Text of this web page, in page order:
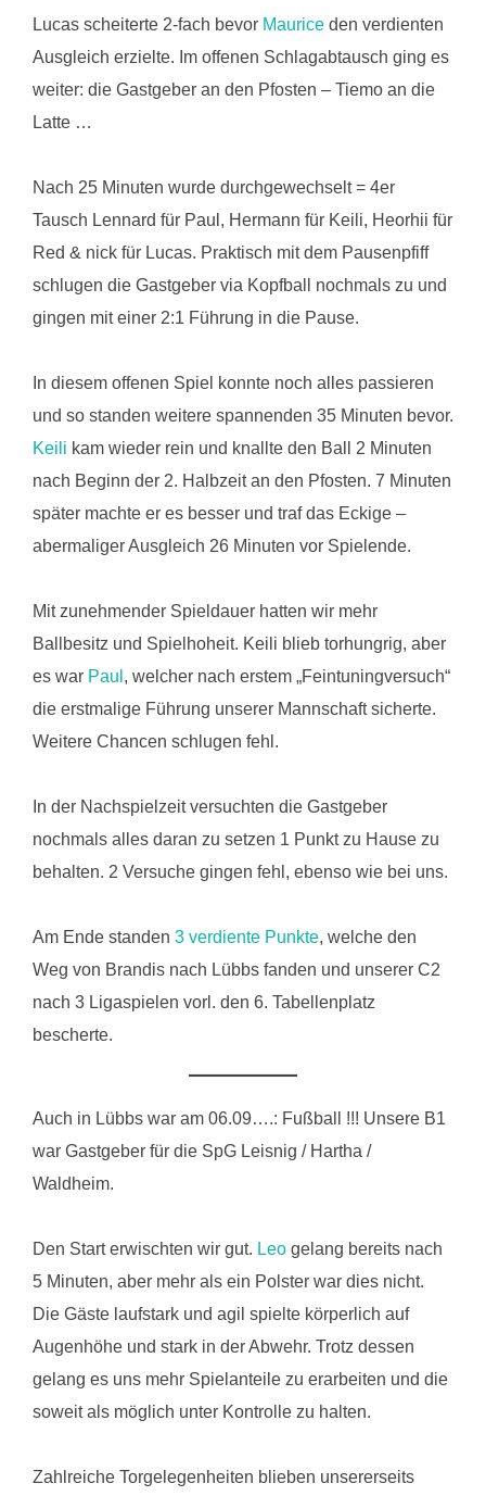
Lucas scheiterte 2-fach bevor Maurice den verdienten
Ausgleich erzielte. Im offenen Schlagabtausch ging es
weiter: die Gastgeber an den Pfosten – Tiemo an die
Latte …
Nach 25 Minuten wurde durchgewechselt = 4er
Tausch Lennard für Paul, Hermann für Keili, Heorhii für
Red & nick für Lucas. Praktisch mit dem Pausenpfiff
schlugen die Gastgeber via Kopfball nochmals zu und
gingen mit einer 2:1 Führung in die Pause.
In diesem offenen Spiel konnte noch alles passieren
und so standen weitere spannenden 35 Minuten bevor.
Keili kam wieder rein und knallte den Ball 2 Minuten
nach Beginn der 2. Halbzeit an den Pfosten. 7 Minuten
später machte er es besser und traf das Eckige –
abermaliger Ausgleich 26 Minuten vor Spielende.
Mit zunehmender Spieldauer hatten wir mehr
Ballbesitz und Spielhoheit. Keili blieb torhungrig, aber
es war Paul , welcher nach erstem „Feintuningversuch“
die erstmalige Führung unserer Mannschaft sicherte.
Weitere Chancen schlugen fehl.
In der Nachspielzeit versuchten die Gastgeber
nochmals alles daran zu setzen 1 Punkt zu Hause zu
behalten. 2 Versuche gingen fehl, ebenso wie bei uns.
Am Ende standen 3 verdiente Punkte, welche den
Weg von Brandis nach Lübbs fanden und unserer C2
nach 3 Ligaspielen vorl. den 6. Tabellenplatz
bescherte.
Auch in Lübbs war am 06.09….: Fußball !!! Unsere B1
war Gastgeber für die SpG Leisnig / Hartha /
Waldheim.
Den Start erwischten wir gut. Leo gelang bereits nach
5 Minuten, aber mehr als ein Polster war dies nicht.
Die Gäste laufstark und agil spielte körperlich auf
Augenhöhe und stark in der Abwehr. Trotz dessen
gelang es uns mehr Spielanteile zu erarbeiten und die
soweit als möglich unter Kontrolle zu halten.
Zahlreiche Torgelegenheiten blieben unsererseits